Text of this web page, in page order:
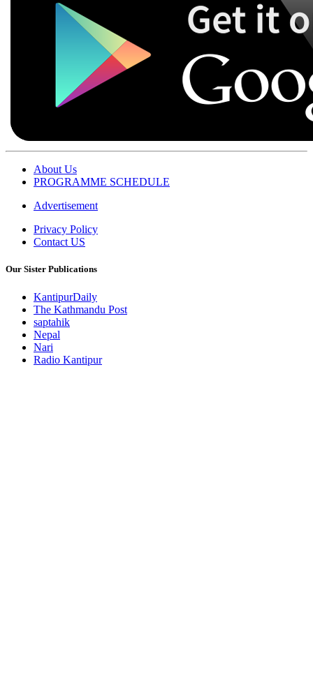
About Us
PROGRAMME SCHEDULE
Advertisement
Privacy Policy
Contact US
Our Sister Publications
KantipurDaily
The Kathmandu Post
saptahik
Nepal
Nari
Radio Kantipur